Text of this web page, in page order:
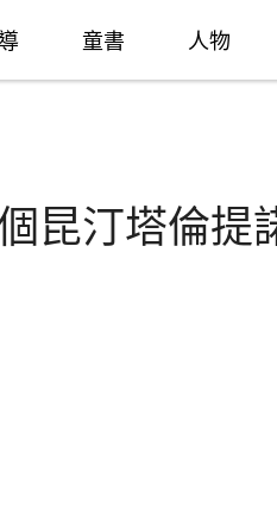
童書 人物
昆汀塔倫提